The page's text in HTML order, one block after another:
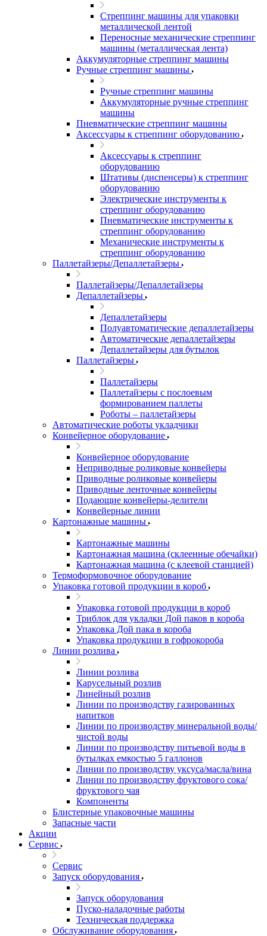
Стреппинг машины для упаковки
металлической лентой
Переносные механические стреппинг
машины (металлическая лента)
Аккумуляторные стреппинг машины
Ручные стреппинг машины
Ручные стреппинг машины
Аккумуляторные ручные стреппинг
машины
Пневматические стреппинг машины
Аксессуары к стреппинг оборудованию
Аксессуары к стреппинг
оборудованию
Штативы (диспенсеры) к стреппинг
оборудованию
Электрические инструменты к
стреппинг оборудованию
Пневматические инструменты к
стреппинг оборудованию
Механические инструменты к
стреппинг оборудованию
Паллетайзеры/Депаллетайзеры
Паллетайзеры/Депаллетайзеры
Депаллетайзеры
Депаллетайзеры
Полуавтоматические депаллетайзеры
Автоматические депаллетайзеры
Депаллетайзеры для бутылок
Паллетайзеры
Паллетайзеры
Паллетайзеры с послоевым
формированием паллеты
Роботы – паллетайзеры
Автоматические роботы укладчики
Конвейерное оборудование
Конвейерное оборудование
Неприводные роликовые конвейеры
Приводные роликовые конвейеры
Приводные ленточные конвейеры
Подающие конвейеры-делители
Конвейерные линии
Картонажные машины
Картонажные машины
Картонажная машина (склеенные обечайки)
Картонажная машина (с клеевой станцией)
Термоформовочное оборудование
Упаковка готовой продукции в короб
Упаковка готовой продукции в короб
Триблок для укладки Дой паков в короба
Упаковка Дой пака в короба
Упаковка продукции в гофрокороба
Линии розлива
Линии розлива
Карусельный розлив
Линейный розлив
Линии по производству газированных
напитков
Линии по производству минеральной воды/
чистой воды
Линии по производству питьевой воды в
бутылках емкостью 5 галлонов
Линии по производству уксуса/масла/вина
Линии по производству фруктового сока/
фруктового чая
Компоненты
Блистерные упаковочные машины
Запасные части
Акции
Сервис
Сервис
Запуск оборудования
Запуск оборудования
Пуско-наладочные работы
Техническая поддержка
Обслуживание оборудования